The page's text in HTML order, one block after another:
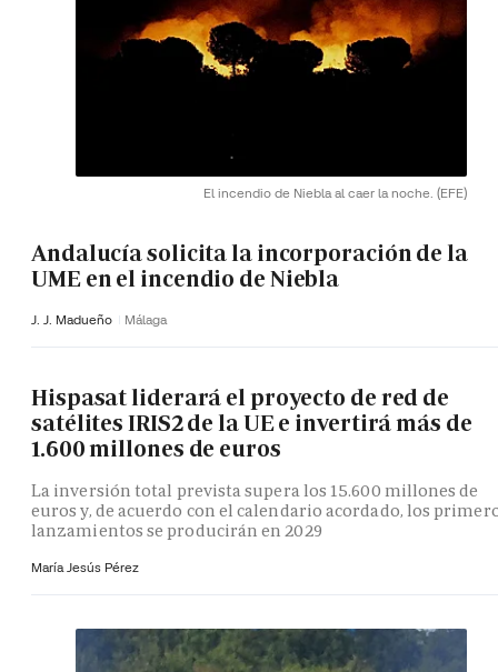
El incendio de Niebla al caer la noche. (EFE)
Andalucía solicita la incorporación de la
UME en el incendio de Niebla
J. J. Madueño Málaga
Hispasat liderará el proyecto de red de
satélites IRIS2 de la UE e invertirá más de
1.600 millones de euros
La inversión total prevista supera los 15.600 millones de
euros y, de acuerdo con el calendario acordado, los
lanzamientos se producirán en 2029
María Jesús Pérez